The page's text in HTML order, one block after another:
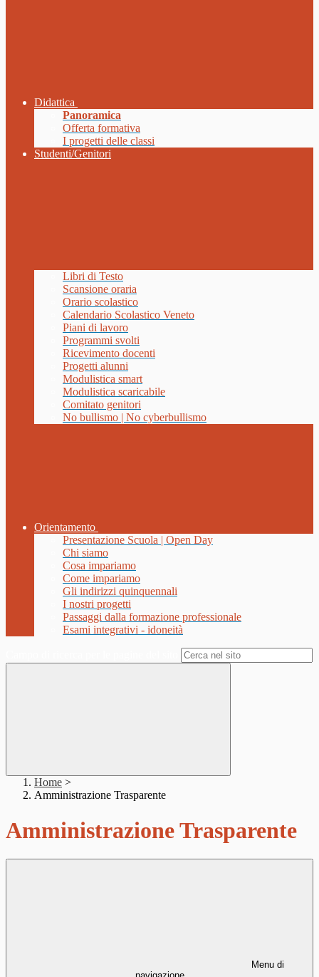
Didattica
Panoramica
Offerta formativa
I progetti delle classi
Studenti/Genitori
Libri di Testo
Scansione oraria
Orario scolastico
Calendario Scolastico Veneto
Piani di lavoro
Programmi svolti
Ricevimento docenti
Progetti alunni
Modulistica smart
Modulistica scaricabile
Comitato genitori
No bullismo | No cyberbullismo
Orientamento
Presentazione Scuola | Open Day
Chi siamo
Cosa impariamo
Come impariamo
Gli indirizzi quinquennali
I nostri progetti
Passaggi dalla formazione professionale
Esami integrativi - idoneità
Home >
Amministrazione Trasparente
Amministrazione Trasparente
Menu di